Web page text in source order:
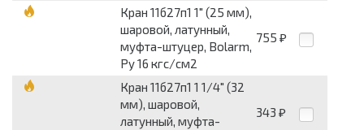
Кран 11б27п1 1" (25 мм),
шаровой, латунный,
муфта-штуцер, Bolarm,
Py 16 кгс/см2
755 ₽
Кран 11б27п1 1 1/4" (32
мм), шаровой,
латунный, муфта-
343 ₽